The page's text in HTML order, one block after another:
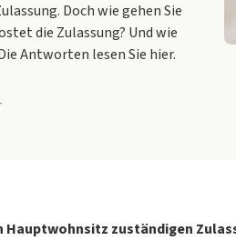
Doch wie gehen Sie
die Zulassung? Und wie
Antworten lesen Sie hier.
Hauptwohnsitz zuständigen